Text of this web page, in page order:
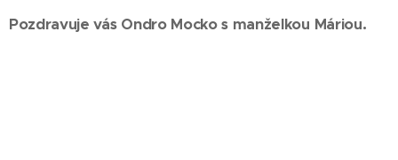
Pozdravuje vás Ondro Mocko s manželkou Máriou.